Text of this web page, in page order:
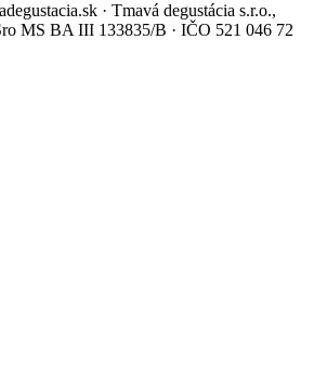
· Tmavá degustácia s.r.o.,
MS BA III 133835/B · IČO 521 046 72